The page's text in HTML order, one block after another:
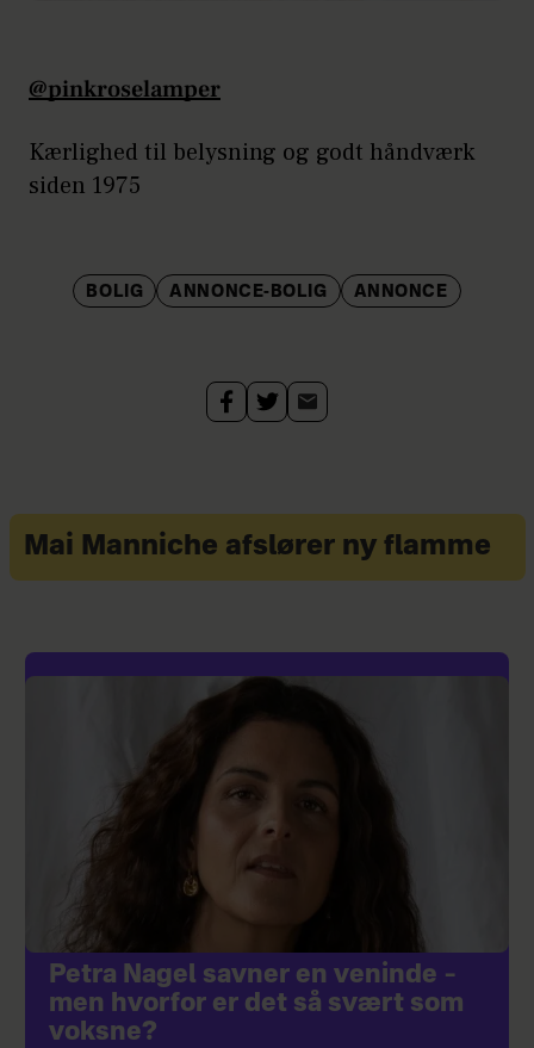
@pinkroselamper
Kærlighed til belysning og godt håndværk
siden 1975
BOLIG ANNONCE-BOLIG ANNONCE
Mai Manniche afslører ny flamme
Petra Nagel savner en veninde –
men hvorfor er det så svært som
voksne?